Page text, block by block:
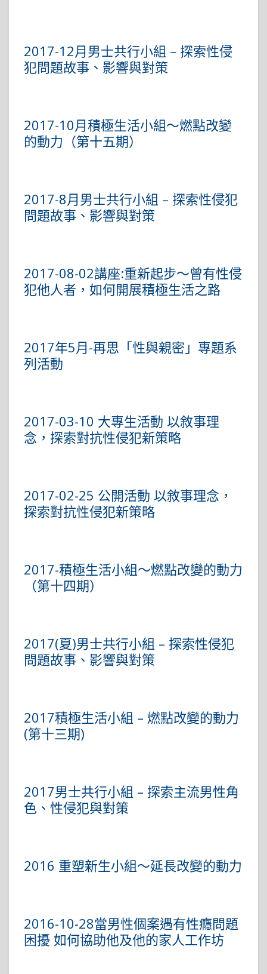
2017-12月男士共行小組 – 探索性侵
犯問題故事、影響與對策
2017-10月積極生活小組～燃點改變
的動力（第十五期）
2017-8月男士共行小組 – 探索性侵犯
問題故事、影響與對策
2017-08-02講座:重新起步～曾有性侵
犯他人者，如何開展積極生活之路
2017年5月-再思「性與親密」專題系
列活動
2017-03-10 大專生活動 以敘事理
念，探索對抗性侵犯新策略
2017-02-25 公開活動 以敘事理念，
探索對抗性侵犯新策略
2017-積極生活小組～燃點改變的動力
（第十四期）
2017(夏)男士共行小組 – 探索性侵犯
問題故事、影響與對策
2017積極生活小組 – 燃點改變的動力
(第十三期)
2017男士共行小組 – 探索主流男性角
色、性侵犯與對策
2016 重塑新生小組～延長改變的動力
2016-10-28當男性個案遇有性癮問題
困擾 如何協助他及他的家人工作坊